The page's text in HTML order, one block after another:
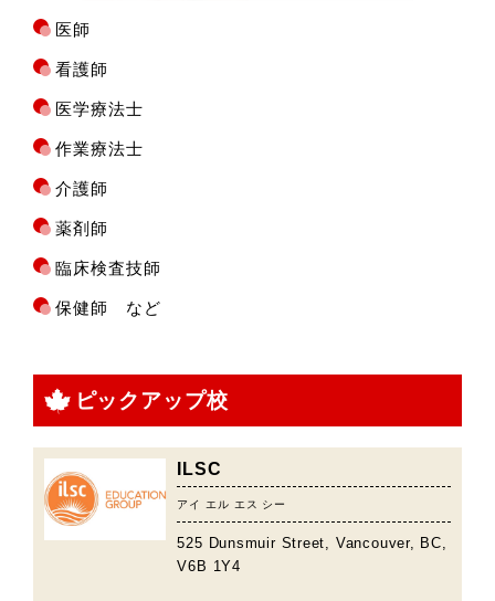
医師
看護師
医学療法士
作業療法士
介護師
薬剤師
臨床検査技師
保健師 など
ピックアップ校
ILSC
アイ エル エス シー
525 Dunsmuir Street, Vancouver, BC,
V6B 1Y4